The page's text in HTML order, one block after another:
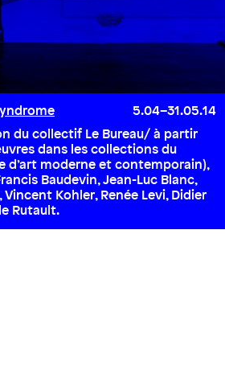
5.04–31.05.14
du collectif Le Bureau/ à partir
dans les collections du
d’art moderne et contemporain),
Baudevin, Jean-Luc Blanc,
Vincent Kohler, Renée Levi, Didier
Rutault.